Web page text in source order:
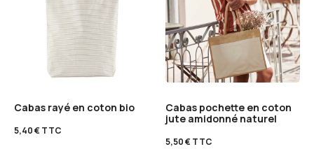
Cabas rayé en coton bio
5,40€TTC
Cabas pochette en coton
jute amidonné naturel
5,50€TTC